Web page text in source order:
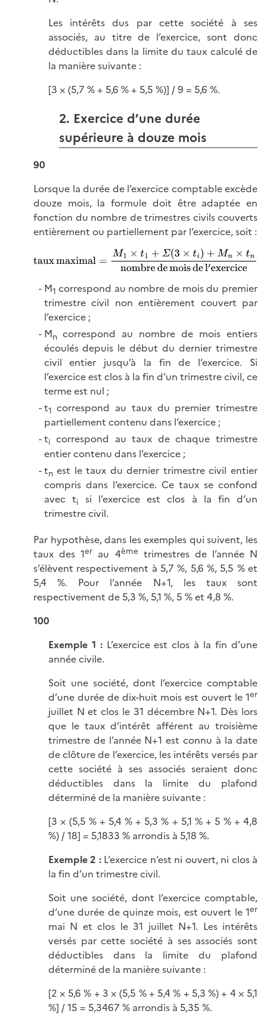
Les intérêts dus par cette société à ses
associés, au titre de l’exercice, sont donc
déductibles dans la limite du taux calculé de
la manièresuivante :
[3 × (5,7 % + 5,6 % + 5,5 %)] / 9 = 5,6 %.
2. Exercice d’une durée
supérieure à douze mois
90
Lorsque la durée de l’exercice comptable excède
douze mois, la formule doit être adaptée en
fonction du nombre de trimestres civils couverts
entièrement ou partiellement par l’exercice,soit :
M1 correspond au nombre de mois du premier
trimestre civil non entièrement couvert par
l’exercice ;
Mncorrespond au nombre de mois entiers
écoulés depuis le début du dernier trimestre
civil entier jusqu’à la fin de l’exercice. Si
l’exercice est clos à la fin d’un trimestre civil, ce
terme est nul ;
t1 correspond au taux du premier trimestre
partiellement contenu dans l’exercice ;
ti correspond au taux de chaque trimestre
entier contenu dans l’exercice ;
tn est le taux du dernier trimestre civil entier
compris dans l’exercice. Ce taux se confond
avec ti si l’exercice est clos à la fin d’un
trimestre civil.
Par hypothèse, dans les exemples qui suivent, les
taux des 1er au 4ème trimestres de l’année N
s’élèvent respectivement à 5,7 %, 5,6 %, 5,5 %et
5,4 %. Pour l’année N+1, les taux sont
respectivement de 5,3 %, 5,1 %, 5 %et 4,8 %.
100
Exemple 1 :L’exercice est clos à la fin d’une
année civile.
Soit une société, dont l’exercice comptable
d’une durée de dix-huit mois est ouvert le 1er
juillet N et clos le 31 décembre N+1. Dès lors
que le taux d’intérêt afférent au troisième
trimestre de l’année N+1 est connu à la date
de clôture de l’exercice, les intérêts versés par
cette société à ses associés seraient donc
déductibles dans la limite du plafond
déterminé de la manièresuivante :
[3 × (5,5 % + 5,4 % + 5,3 % + 5,1 % + 5 % + 4,8
%) / 18] = 5,1833 % arrondis à 5,18 %.
Exemple 2 :L’exercice n’est ni ouvert, ni clos à
la fin d’un trimestre civil.
Soit une société, dont l’exercice comptable,
d’une durée de quinze mois, est ouvert le 1er
mai N et clos le 31 juillet N+1. Les intérêts
versés par cette société à ses associés sont
déductibles dans la limite du plafond
déterminé de la manièresuivante :
[2 × 5,6 % + 3 × (5,5 % + 5,4 % + 5,3 %) + 4 × 5,1
%] / 15 = 5,3467 % arrondis à 5,35 %.